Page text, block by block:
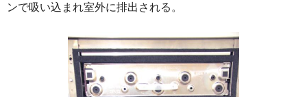
ンで吸い込まれ室外に排出される。